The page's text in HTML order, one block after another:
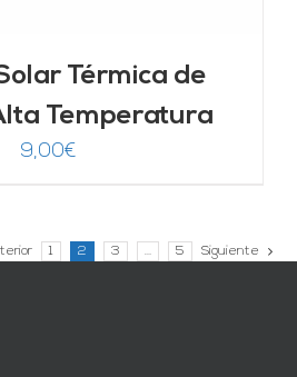
Térmica de
Temperatura
9,00€
1 2 3 … 5 Siguiente